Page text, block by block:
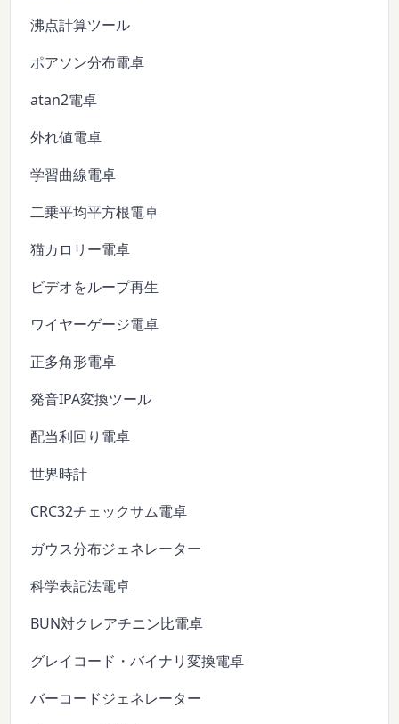
沸点計算ツール
ポアソン分布電卓
atan2電卓
外れ値電卓
学習曲線電卓
二乗平均平方根電卓
猫カロリー電卓
ビデオをループ再生
ワイヤーゲージ電卓
正多角形電卓
発音IPA変換ツール
配当利回り電卓
世界時計
CRC32チェックサム電卓
ガウス分布ジェネレーター
科学表記法電卓
BUN対クレアチニン比電卓
グレイコード・バイナリ変換電卓
バーコードジェネレーター